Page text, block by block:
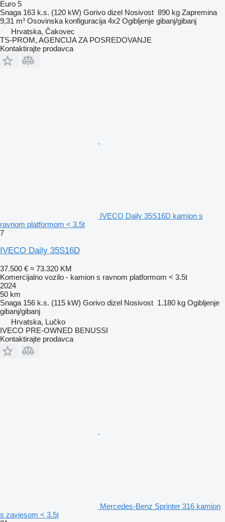
Euro 5
Snaga 163 k.s. (120 kW) Gorivo dizel Nosivost 890 kg Zapremina
9,31 m³ Osovinska konfiguracija 4x2 Ogibljenje gibanj/gibanj
Hrvatska, Čakovec
TS-PROM, AGENCIJA ZA POSREDOVANJE
Kontaktirajte prodavca
IVECO Daily 35S16D kamion s
ravnom platformom < 3.5t
7
IVECO Daily 35S16D
37.500 € ≈ 73.320 KM
Komercijalno vozilo - kamion s ravnom platformom < 3.5t
2024
50 km
Snaga 156 k.s. (115 kW) Gorivo dizel Nosivost 1.180 kg Ogibljenje
gibanj/gibanj
Hrvatska, Lučko
IVECO PRE-OWNED BENUSSI
Kontaktirajte prodavca
Mercedes-Benz Sprinter 316 kamion
s zavjesom < 3.5t